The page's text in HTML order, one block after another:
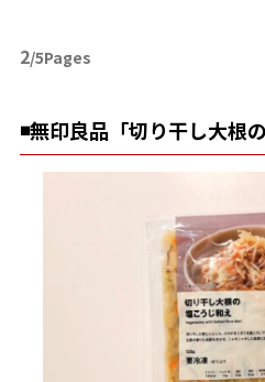
2/5Pages
◾️無印良品「切り干し大根